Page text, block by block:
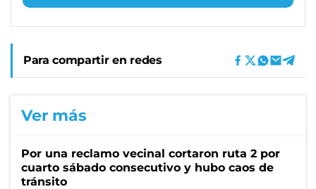
Para compartir en redes
Ver más
Por una reclamo vecinal cortaron ruta 2 por
cuarto sábado consecutivo y hubo caos de
tránsito